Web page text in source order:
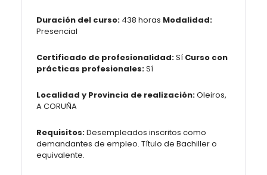
Duración del curso: 438 horas Modalidad:
Presencial
Certificado de profesionalidad:Sí Curso con
prácticas profesionales:Sí
Localidad y Provincia de realización:Oleiros,
A CORUÑA
Requisitos:Desempleados inscritos como
demandantes de empleo. Título de Bachiller o
equivalente.